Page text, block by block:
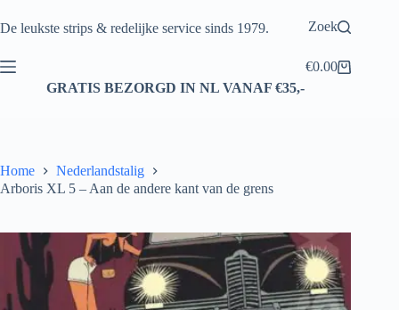
naar
De leukste strips & redelijke service sinds 1979. Zoek
Winkelwagen
€0.00
GRATIS BEZORGD IN NL VANAF €35,-
Home
Nederlandstalig
Arboris XL 5 – Aan de andere kant van de grens